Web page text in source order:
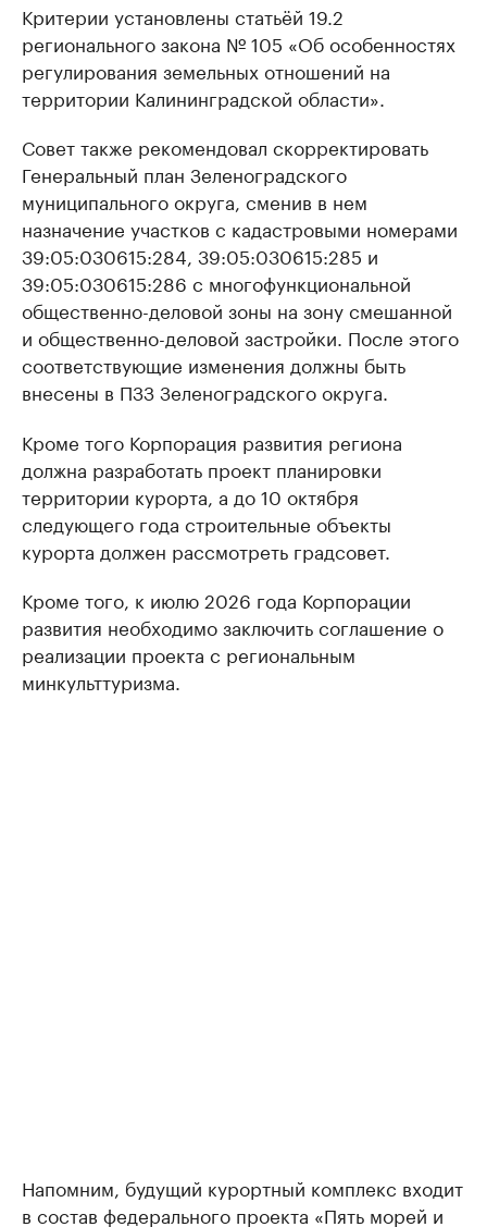
Критерии установлены статьёй 19.2
регионального закона № 105 «Об особенностях
регулирования земельных отношений на
территории Калининградской области».
Совет также рекомендовал скорректировать
Генеральный план Зеленоградского
муниципального округа, сменив в нем
назначение участков с кадастровыми номерами
39:05:030615:284, 39:05:030615:285 и
39:05:030615:286 с многофункциональной
общественно-деловой зоны на зону смешанной
и общественно-деловой застройки. После этого
соответствующие изменения должны быть
внесены в ПЗЗ Зеленоградского округа.
Кроме того Корпорация развития региона
должна разработать проект планировки
территории курорта, а до 10 октября
следующего года строительные объекты
курорта должен рассмотреть градсовет.
Кроме того, к июлю 2026 года Корпорации
развития необходимо заключить соглашение о
реализации проекта с региональным
минкульттуризма.
Напомним, будущий курортный комплекс входит
в состав федерального проекта «Пять морей и